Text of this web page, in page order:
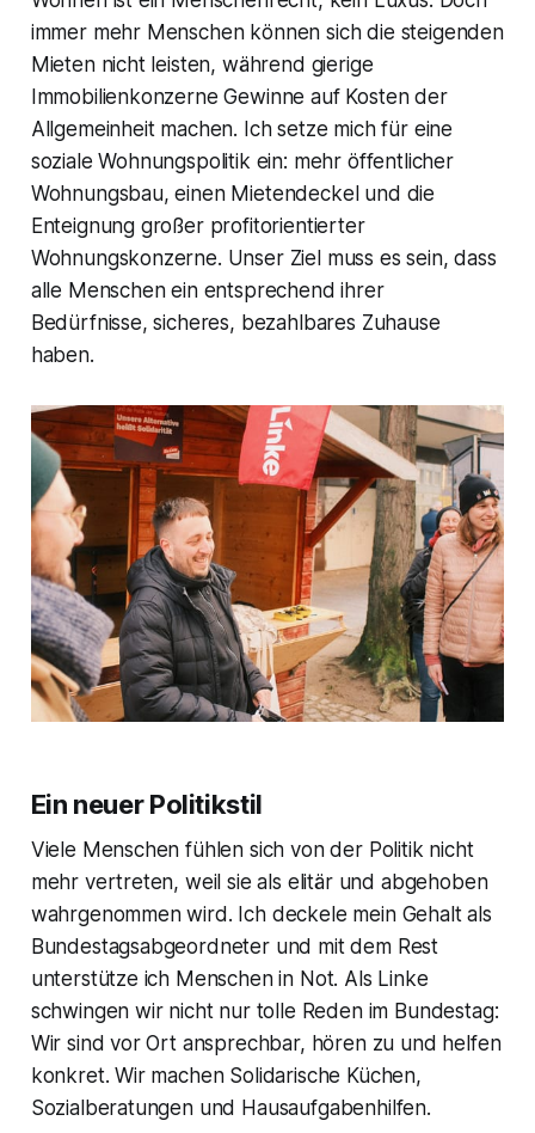
immer mehr Menschen können sich die steigenden
Mieten nicht leisten, während gierige
Immobilienkonzerne Gewinne auf Kosten der
Allgemeinheit machen. Ich setze mich für eine
soziale Wohnungspolitik ein: mehr öffentlicher
Wohnungsbau, einen Mietendeckel und die
Enteignung großer profitorientierter
Wohnungskonzerne. Unser Ziel muss es sein, dass
alle Menschen ein entsprechend ihrer
Bedürfnisse, sicheres, bezahlbares Zuhause
haben.
Ein neuer Politikstil
Viele Menschen fühlen sich von der Politik nicht
mehr vertreten, weil sie als elitär und abgehoben
wahrgenommen wird. Ich deckele mein Gehalt als
Bundestagsabgeordneter und mit dem Rest
unterstütze ich Menschen in Not. Als Linke
schwingen wir nicht nur tolle Reden im Bundestag:
Wir sind vor Ort ansprechbar, hören zu und helfen
konkret. Wir machen Solidarische Küchen,
Sozialberatungen und Hausaufgabenhilfen.